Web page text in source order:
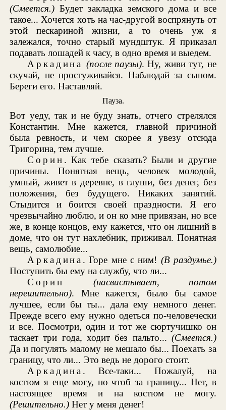
(Смеется.) Будет закладка земского дома и все
такое... Хочется хоть на час-другой воспрянуть от
этой пескариной жизни, а то очень уж я
залежался, точно старый мундштук. Я приказал
подавать лошадей к часу, в одно время и выедем.
Аркадина (после паузы). Ну, живи тут, не
скучай, не простуживайся. Наблюдай за сыном.
Береги его. Наставляй.
Пауза.
Вот уеду, так и не буду знать, отчего стрелялся
Константин. Мне кажется, главной причиной
была ревность, и чем скорее я увезу отсюда
Тригорина, тем лучше.
Сорин . Как тебе сказать? Были и другие
причины. Понятная вещь, человек молодой,
умный, живет в деревне, в глуши, без денег, без
положения, без будущего. Никаких занятий.
Стыдится и боится своей праздности. Я его
чрезвычайно люблю, и он ко мне привязан, но все
же, в конце концов, ему кажется, что он лишний в
доме, что он тут нахлебник, приживал. Понятная
вещь, самолюбие...
Аркадина . Горе мне с ним! (В раздумье.)
Поступить бы ему на службу, что ли...
Сорин
(насвистывает, потом
нерешительно). Мне кажется, было бы самое
лучшее, если бы ты... дала ему немного денег.
Прежде всего ему нужно одеться по-человечески
и все. Посмотри, один и тот же сюртучишко он
таскает три года, ходит без пальто... (Смеется.)
Да и погулять малому не мешало бы... Поехать за
границу, что ли... Это ведь не дорого стоит.
Аркадина . Все-таки... Пожалуй, на
костюм я еще могу, но чтоб за границу... Нет, в
настоящее время и на костюм не могу.
(Решительно.) Нет у меня денег!